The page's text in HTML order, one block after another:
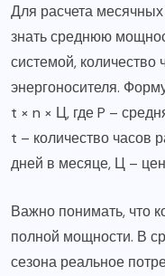
Для расчета
знать среднюю
системой, количество
энергоносителя.
t × n × Ц, где P –
t – количество часов
дней в месяце, Ц –
Важно понимать, что
полной мощности. В
сезона реальное